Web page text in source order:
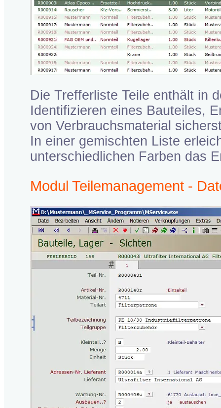
Die Trefferliste Teile enthält in
Identifizieren eines Bauteiles,
von Verbrauchsmaterial
In einer gemischten Liste
unterschiedlichen Farben das
Modul Teilemanagement -